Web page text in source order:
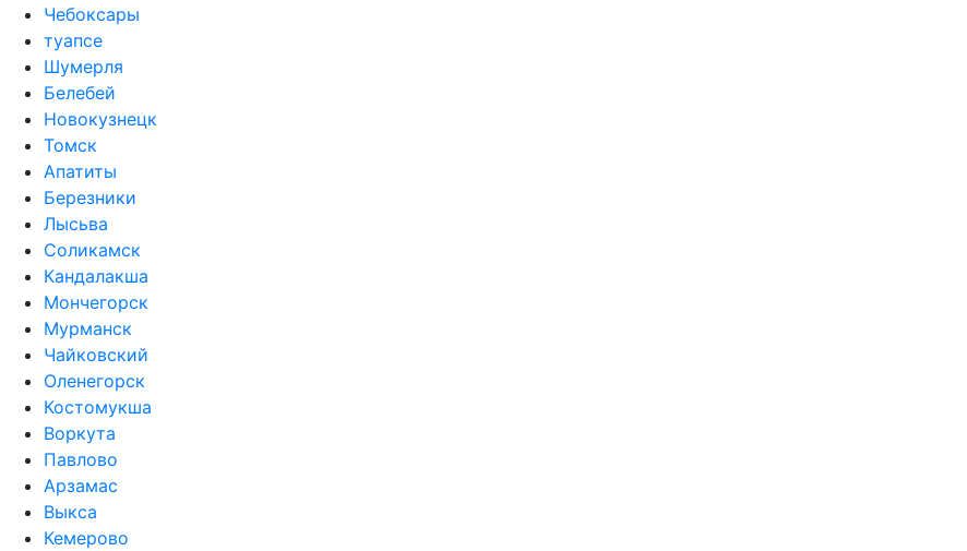
Чебоксары
туапсе
Шумерля
Белебей
Новокузнецк
Томск
Апатиты
Березники
Лысьва
Соликамск
Кандалакша
Мончегорск
Мурманск
Чайковский
Оленегорск
Костомукша
Воркута
Павлово
Арзамас
Выкса
Кемерово